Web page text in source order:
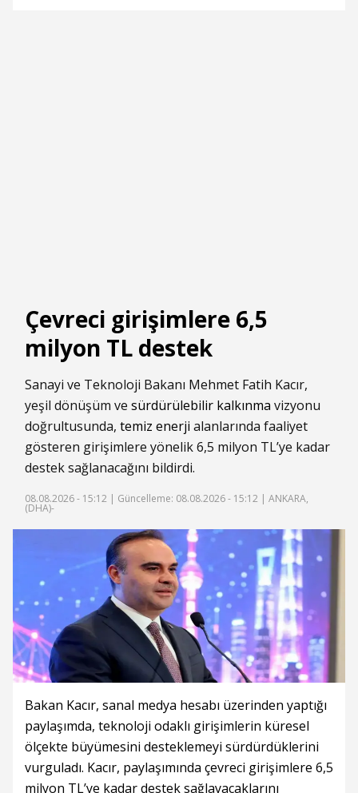
Çevreci girişimlere 6,5
milyon TL destek
Sanayi ve Teknoloji Bakanı Mehmet Fatih Kacır,
yeşil dönüşüm ve sürdürülebilir kalkınma vizyonu
doğrultusunda, temiz enerji alanlarında faaliyet
gösteren girişimlere yönelik 6,5 milyon TL’ye kadar
destek sağlanacağını bildirdi.
08.08.2026 - 15:12 | Güncelleme: 08.08.2026 - 15:12 | ANKARA,
(DHA)-
Bakan Kacır, sanal medya hesabı üzerinden yaptığı
paylaşımda, teknoloji odaklı girişimlerin küresel
ölçekte büyümesini desteklemeyi sürdürdüklerini
vurguladı. Kacır, paylaşımında çevreci girişimlere 6,5
milyon TL’ye kadar destek sağlayacaklarını